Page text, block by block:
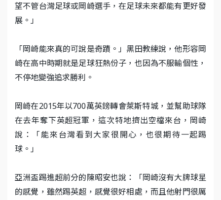
望不管台灣足球或岡崎選手，在足球未來都能有更好發
展。」
「岡崎能來真的可說是奇蹟。」黑田教練說，他形容岡
崎在高中時期就是足球狂熱份子，也因為不服輸個性，
不停地變強追求勝利。
岡崎在2015年以700萬英鎊轉會萊斯特城，並幫助球隊
在去年奪下英超冠軍，這次特地擠出空檔來台，岡崎
說：「能來台灣看到大家很開心，也很期待一起踢
球。」
亞洲盃踢進超前分的陳昭安也說：「岡崎沒有大牌球星
的感覺，雖然踢英超，感覺很好相處，而且他射門很厲